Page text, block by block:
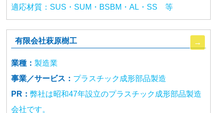
適応材質：SUS・SUM・BSBM・AL・SS 等
有限会社萩原樹工
業種： 製造業
事業／サービス： プラスチック成形部品製造
PR： 弊社は昭和47年設立のプラスチック成形部品製造
会社です。